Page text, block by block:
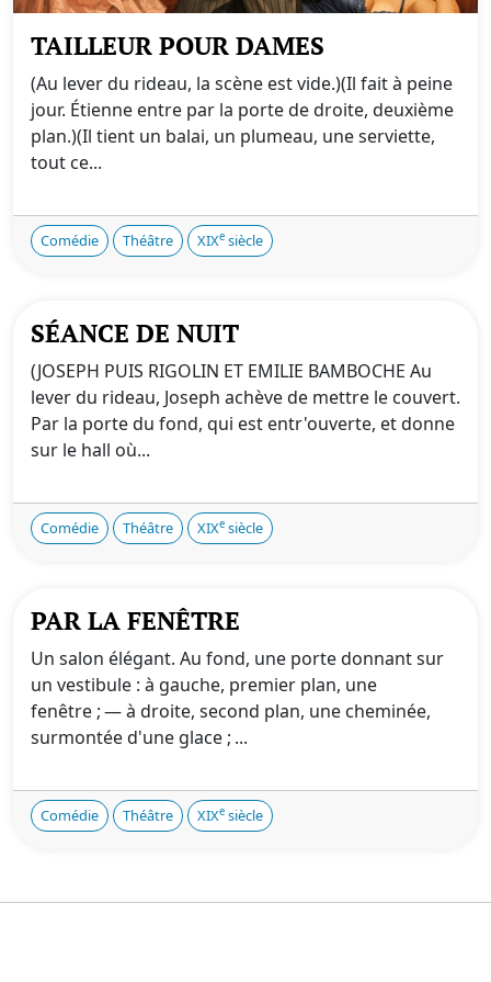
TAILLEUR POUR DAMES
(Au lever du rideau, la scène est vide.)(Il fait à peine
jour. Étienne entre par la porte de droite, deuxième
plan.)(Il tient un balai, un plumeau, une serviette,
tout ce...
Comédie Théâtre XIXe siècle
SÉANCE DE NUIT
(JOSEPH PUIS RIGOLIN ET EMILIE BAMBOCHE Au
lever du rideau, Joseph achève de mettre le couvert.
Par la porte du fond, qui est entr'ouverte, et donne
sur le hall où...
Comédie Théâtre XIXe siècle
PAR LA FENÊTRE
Un salon élégant. Au fond, une porte donnant sur
un vestibule : à gauche, premier plan, une
fenêtre ; — à droite, second plan, une cheminée,
surmontée d'une glace ; ...
Comédie Théâtre XIXe siècle